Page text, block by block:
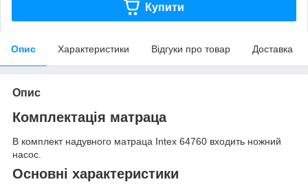
Купити
Опис Характеристики Відгуки про товар Доставка
Опис
Комплектація матраца
В комплект надувного матраца Intex 64760 входить ножний
насос.
Основні характеристики